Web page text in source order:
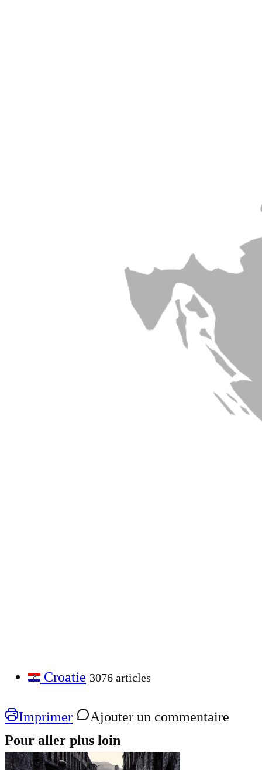
Croatie 3076 articles
Imprimer
Ajouter un commentaire
Pour aller plus loin